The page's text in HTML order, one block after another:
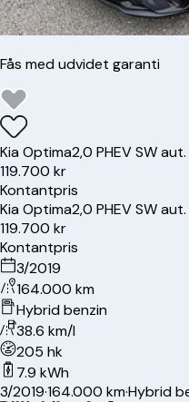
Fås med udvidet garanti
KiaOptima2,0 PHEV SW aut.
119.700 kr
Kontantpris
KiaOptima2,0 PHEV SW aut.
119.700 kr
Kontantpris
3/2019
164.000 km
Hybrid benzin
38.6 km/l
205 hk
7.9 kWh
3/2019·164.000 km·Hybrid